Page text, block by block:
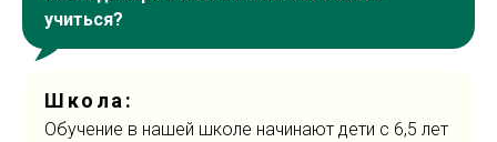
учиться?
Школа:
Обучение в нашей школе начинают дети с 6,5 лет